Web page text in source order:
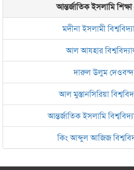
আন্তর্জাতিক ইসলামি শিক্ষা
মদীনা ইসলামী
আল আযহার
দারুল উলুম
আল মুস্তানসিরিয়া
আন্তর্জাতিক ইসলামি
কিং আব্দুল আজিজ